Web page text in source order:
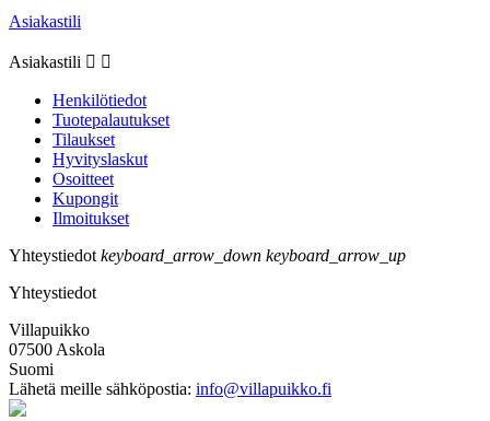
Asiakastili
Asiakastili  
Henkilötiedot
Tuotepalautukset
Tilaukset
Hyvityslaskut
Osoitteet
Kupongit
Ilmoitukset
Yhteystiedot keyboard_arrow_down keyboard_arrow_up
Yhteystiedot
Villapuikko
07500 Askola
Suomi
Lähetä meille sähköpostia: info@villapuikko.fi